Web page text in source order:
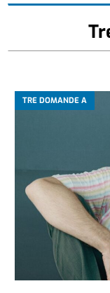
TRE DOMANDE A